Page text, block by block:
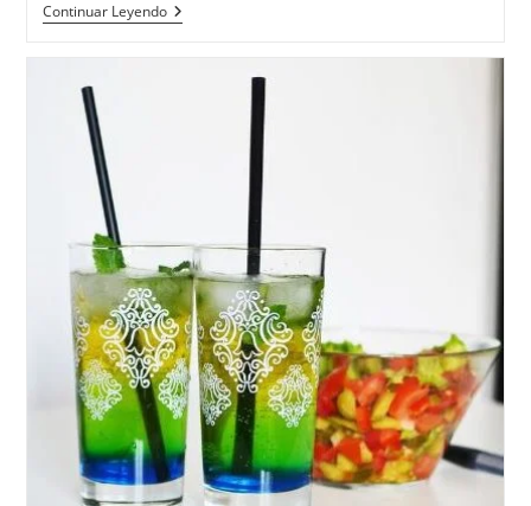
Continuar Leyendo